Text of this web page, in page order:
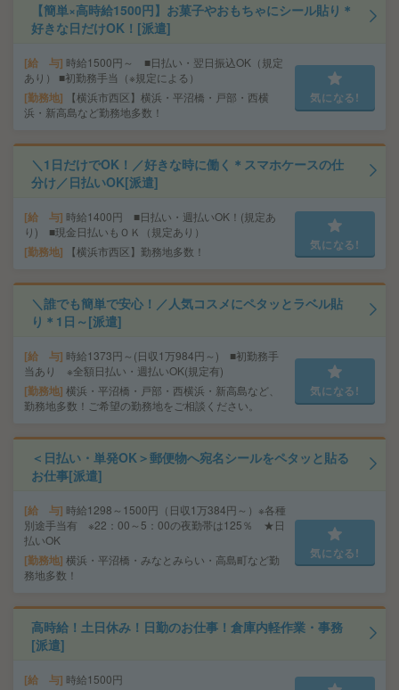
【簡単×高時給1500円】お菓子やおもちゃにシール貼り＊
好きな日だけOK！[派遣]
給 与 時給1500円～ ■日払い・翌日振込OK（規定
あり） ■初勤務手当（※規定による）
勤務地
【横浜市西区】横浜・平沼橋・戸部・西横
浜・新高島など勤務地多数！
気になる!
＼1日だけでOK！／好きな時に働く＊スマホケースの仕
分け／日払いOK[派遣]
給 与 時給1400円 ■日払い・週払いOK！(規定あ
り) ■現金日払いもＯＫ（規定あり）
勤務地 【横浜市西区】勤務地多数！ 気になる!
＼誰でも簡単で安心！／人気コスメにペタッとラベル貼
り＊1日～[派遣]
給 与 時給1373円～(日収1万984円～) ■初勤務手
当あり ※全額日払い・週払いOK(規定有)
勤務地 横浜・平沼橋・戸部・西横浜・新高島など、
勤務地多数！ご希望の勤務地をご相談ください。
気になる!
＜日払い・単発OK＞郵便物へ宛名シールをペタッと貼る
お仕事[派遣]
給 与 時給1298～1500円（日収1万384円～）※各種
別途手当有 ※22：00～5：00の夜勤帯は125％ ★日
払いOK
勤務地 横浜・平沼橋・みなとみらい・高島町など勤
務地多数！
気になる!
高時給！土日休み！日勤のお仕事！倉庫内軽作業・事務
[派遣]
給 与 時給1500円